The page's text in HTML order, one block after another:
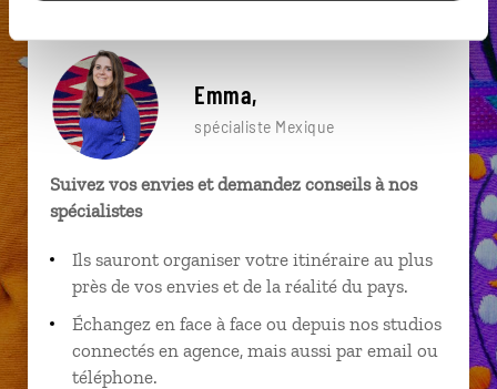
Emma,
spécialiste Mexique
Suivez vos envies et demandez conseils à nos
spécialistes
Ils sauront organiser votre itinéraire au plus
près de vos envies et de la réalité du pays.
Échangez en face à face ou depuis nos studios
connectés en agence, mais aussi par email ou
téléphone.